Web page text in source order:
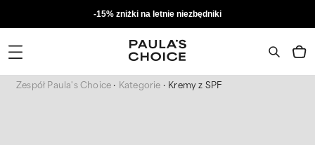
-15% zniżki na letnie niezbędniki
Zespół Paula's Choice Kategorie Kremy z SPF